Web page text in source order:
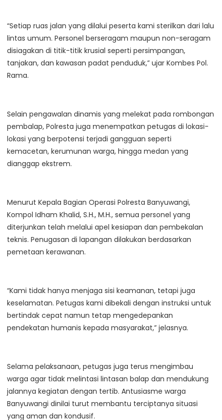
“Setiap ruas jalan yang dilalui peserta kami sterilkan dari lalu
lintas umum. Personel berseragam maupun non-seragam
disiagakan di titik-titik krusial seperti persimpangan,
tanjakan, dan kawasan padat penduduk,” ujar Kombes Pol.
Rama.
Selain pengawalan dinamis yang melekat pada rombongan
pembalap, Polresta juga menempatkan petugas di lokasi-
lokasi yang berpotensi terjadi gangguan seperti
kemacetan, kerumunan warga, hingga medan yang
dianggap ekstrem.
Menurut Kepala Bagian Operasi Polresta Banyuwangi,
Kompol Idham Khalid, S.H., M.H., semua personel yang
diterjunkan telah melalui apel kesiapan dan pembekalan
teknis. Penugasan di lapangan dilakukan berdasarkan
pemetaan kerawanan.
“Kami tidak hanya menjaga sisi keamanan, tetapi juga
keselamatan. Petugas kami dibekali dengan instruksi untuk
bertindak cepat namun tetap mengedepankan
pendekatan humanis kepada masyarakat,” jelasnya.
Selama pelaksanaan, petugas juga terus mengimbau
warga agar tidak melintasi lintasan balap dan mendukung
jalannya kegiatan dengan tertib. Antusiasme warga
Banyuwangi dinilai turut membantu terciptanya situasi
yang aman dan kondusif.